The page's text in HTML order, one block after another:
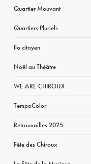
Quartier Mouvant
Quartiers Pluriels
Ilo citoyen
Noël au Théâtre
WE ARE CHIROUX
TempoColor
Retrouvailles 2025
Fête des Chiroux